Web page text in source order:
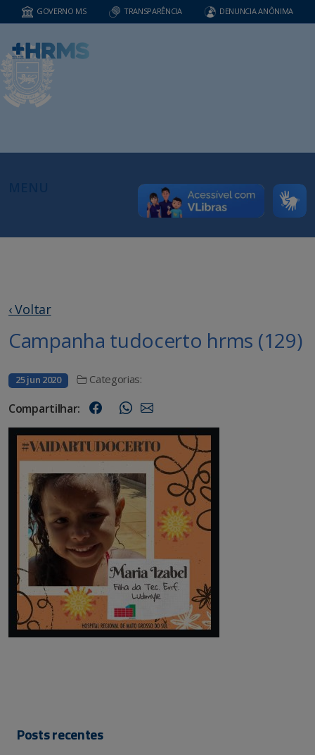
GOVERNO MS TRANSPARÊNCIA DENUNCIA ANÔNIMA
‹ Voltar
Campanha tudocerto hrms (129)
25 jun 2020 Categorias:
Compartilhar:
Posts recentes